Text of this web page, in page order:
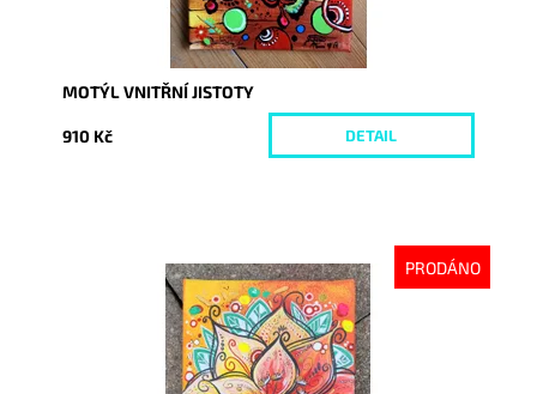
MOTÝL VNITŘNÍ JISTOTY
910 Kč DETAIL
PRODÁNO
Vyprodáno
4986